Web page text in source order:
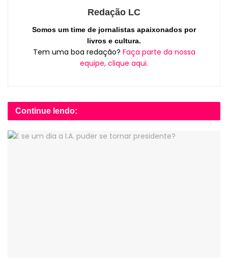
Redação LC
Somos um time de jornalistas apaixonados por
livros e cultura.
Tem uma boa redação? Faça parte da nossa
equipe, clique aqui.
Continue lendo: